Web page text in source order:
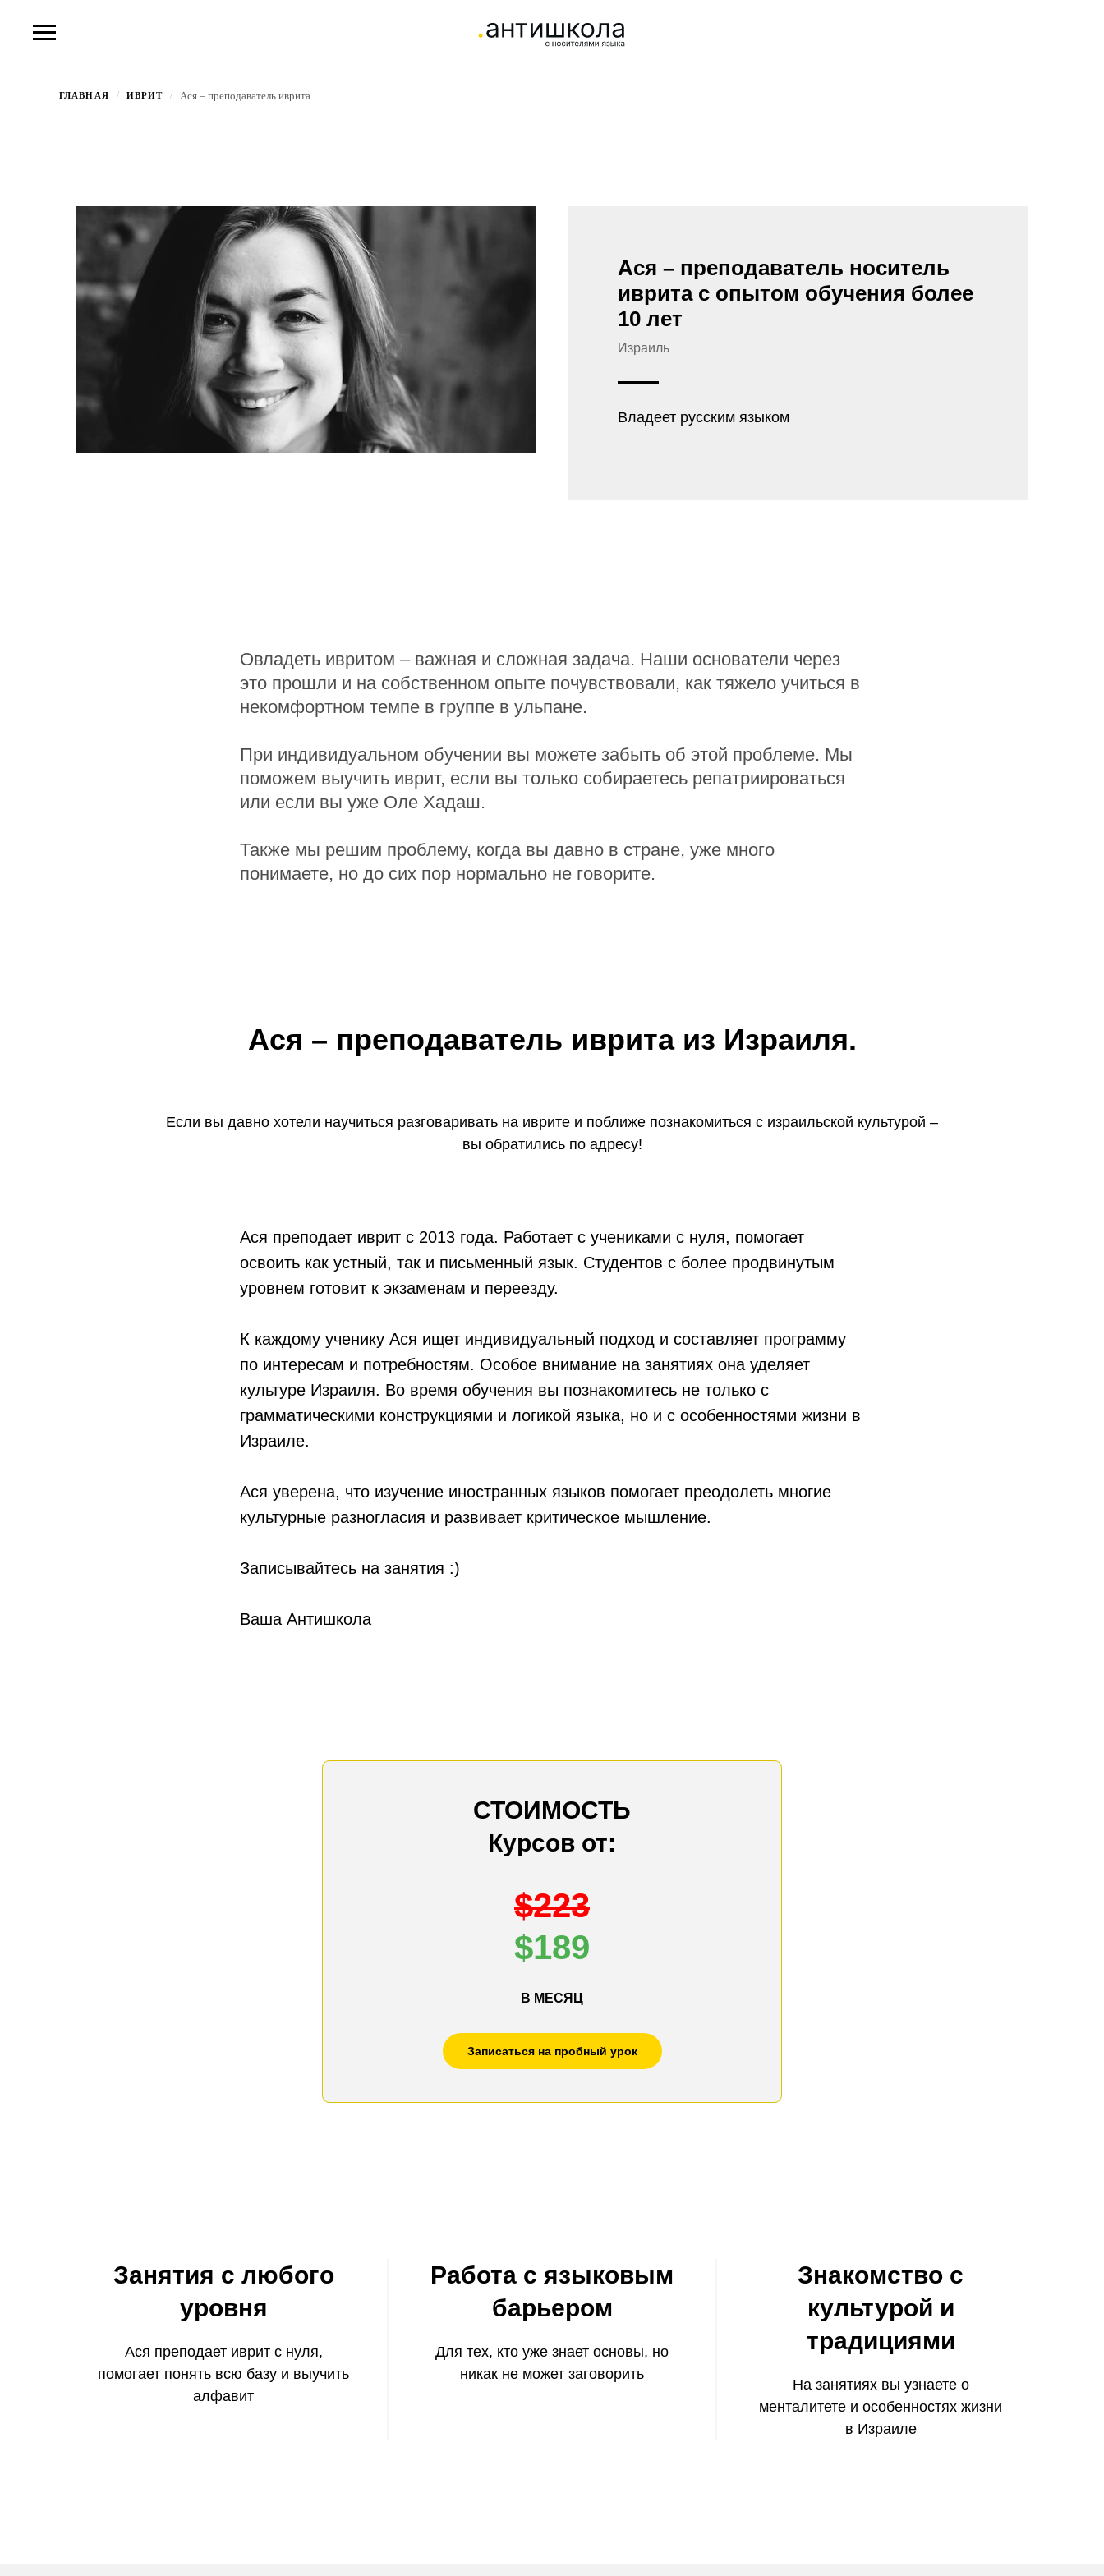
ГЛАВНАЯ / ИВРИТ / Ася – преподаватель иврита
Ася – преподаватель носитель
иврита с опытом обучения более
10 лет
Израиль
Владеет русским языком
Овладеть ивритом – важная и сложная задача. Наши основатели через
это прошли и на собственном опыте почувствовали, как тяжело учиться в
некомфортном темпе в группе в ульпане.
При индивидуальном обучении вы можете забыть об этой проблеме. Мы
поможем выучить иврит, если вы только собираетесь репатриироваться
или если вы уже Оле Хадаш.
Также мы решим проблему, когда вы давно в стране, уже много
понимаете, но до сих пор нормально не говорите.
Ася – преподаватель иврита из Израиля.
Если вы давно хотели научиться разговаривать на иврите и поближе познакомиться с израильской культурой –
вы обратились по адресу!
Ася преподает иврит с 2013 года. Работает с учениками с нуля, помогает
освоить как устный, так и письменный язык. Студентов с более продвинутым
уровнем готовит к экзаменам и переезду.
К каждому ученику Ася ищет индивидуальный подход и составляет программу
по интересам и потребностям. Особое внимание на занятиях она уделяет
культуре Израиля. Во время обучения вы познакомитесь не только с
грамматическими конструкциями и логикой языка, но и с особенностями жизни в
Израиле.
Ася уверена, что изучение иностранных языков помогает преодолеть многие
культурные разногласия и развивает критическое мышление.
Записывайтесь на занятия :)
Ваша Антишкола
СТОИМОСТЬ
Курсов от:
$223
$189
В МЕСЯЦ
Записаться на пробный урок
Занятия с любого
уровня
Ася преподает иврит с нуля,
помогает понять всю базу и выучить
алфавит
Работа с языковым
барьером
Для тех, кто уже знает основы, но
никак не может заговорить
Знакомство с
культурой и
традициями
На занятиях вы узнаете о
менталитете и особенностях жизни
в Израиле